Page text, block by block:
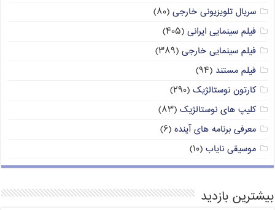
سریال تلویزیونی خارجی (۸۰)
فیلم سینمایی ایرانی (۴۰۵)
فیلم سینمایی خارجی (۳۸۹)
فیلم مستند (۹۴)
کارتون نوستالژیک (۲۹۰)
کلیپ های نوستالژیک (۸۳)
معرفی برنامه های آینده (۶)
موسیقی نایاب (۱۰)
بیشترین بازدید